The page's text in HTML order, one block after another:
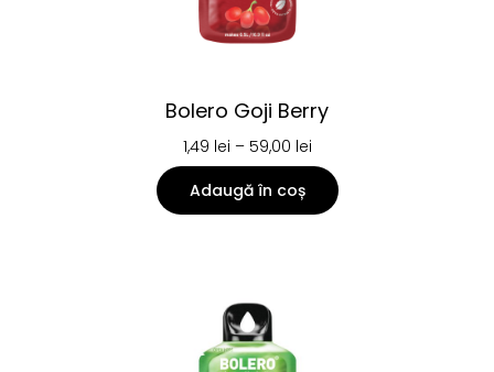
Bolero Goji Berry
1,49 lei – 59,00 lei
Adaugă în coș